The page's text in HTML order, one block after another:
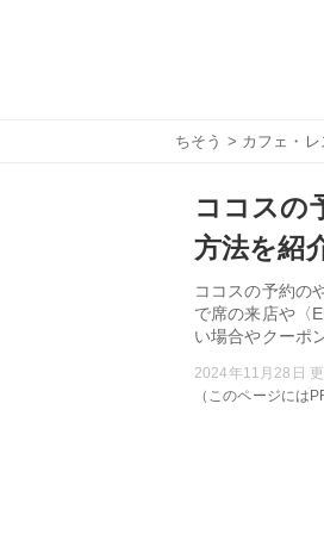
ちそう > カフェ・
ココスの
方法を紹
ココスの予約の
で席の来店や〈
い場合やクーポ
2024年11月28日
（このページには